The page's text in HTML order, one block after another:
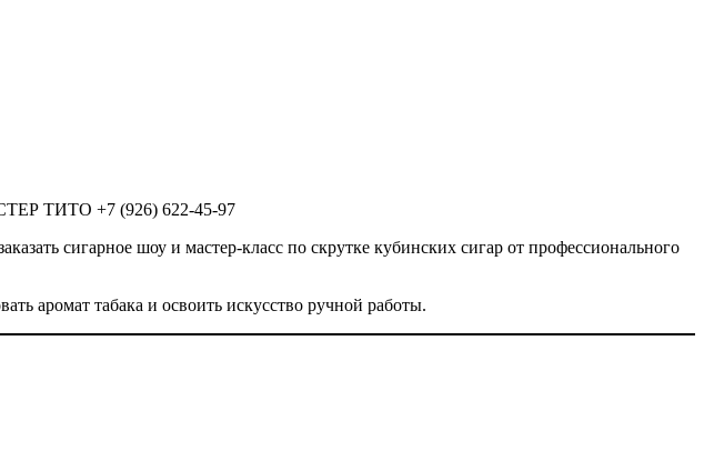
аромат табака и освоить искусство ручной работы.